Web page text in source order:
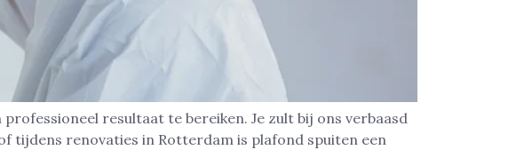
resultaat te bereiken. Je zult bij ons verbaasd
tijdens renovaties in Rotterdam is plafond spuiten een